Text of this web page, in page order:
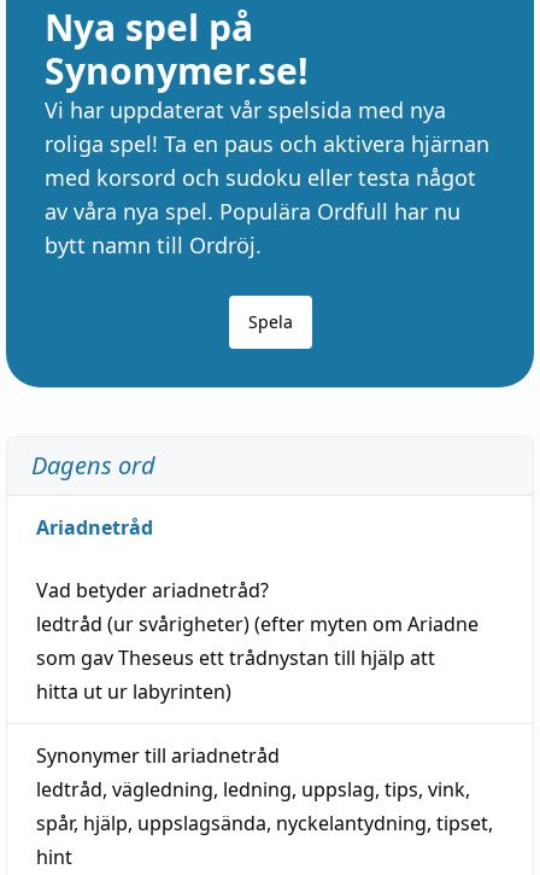
Nya spel på
Synonymer.se!
Vi har uppdaterat vår spelsida med nya
roliga spel! Ta en paus och aktivera hjärnan
med korsord och sudoku eller testa något
av våra nya spel. Populära Ordfull har nu
bytt namn till Ordröj.
Spela
Dagens ord
Ariadnetråd
Vad betyderariadnetråd?
ledtråd (ur svårigheter) (efter myten om Ariadne
som gav Theseus ett trådnystan till hjälp att
hitta ut ur labyrinten)
Synonymer till ariadnetråd
ledtråd, vägledning, ledning, uppslag, tips, vink,
spår, hjälp, uppslagsända, nyckelantydning, tipset,
hint